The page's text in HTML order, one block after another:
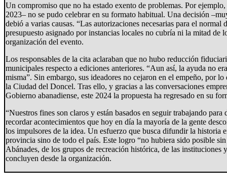
Un compromiso que no ha estado exento de problemas. Por
2023– no se pudo celebrar en su formato habitual. Una decisión
debió a varias causas. “Las autorizaciones necesarias para el
presupuesto asignado por instancias locales no cubría ni la mitad de
organización del evento.
Los responsables de la cita aclaraban que no hubo reducción
municipales respecto a ediciones anteriores. “Aun así, la ayuda no
misma”. Sin embargo, sus ideadores no cejaron en el empeño, por
la Ciudad del Doncel. Tras ello, y gracias a las conversaciones
Gobierno abanadiense, este 2024 la propuesta ha regresado en su
“Nuestros fines son claros y están basados en seguir trabajando
recordar acontecimientos que hoy en día la mayoría de la gente
los impulsores de la idea. Un esfuerzo que busca difundir la historia
provincia sino de todo el país. Este logro “no hubiera sido posible
Abánades, de los grupos de recreación histórica, de las instituciones
concluyen desde la organización.